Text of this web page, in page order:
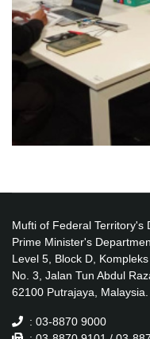
Mufti of Federal Territory's
Prime Minister's
Level 5, Block D,
No. 3, Jalan Tun Abdul
62100 Putrajaya, Malaysia.
: 03-8870 9000